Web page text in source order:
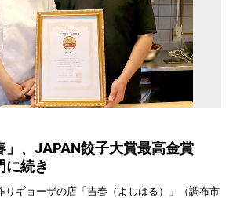
」、JAPAN餃子大賞最高金賞
に続き
りギョーザの店「吉春（よしはる）」（調布市